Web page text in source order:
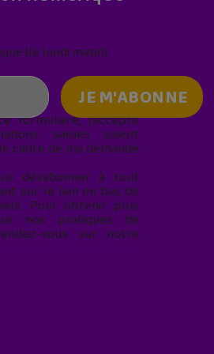
(le lundi matin)
formulaire, j’accepte
saisies soient
cadre de ma demande
désabonner à tout
sur le lien en bas de
Pour obtenir plus
nos pratiques de
vous sur notre